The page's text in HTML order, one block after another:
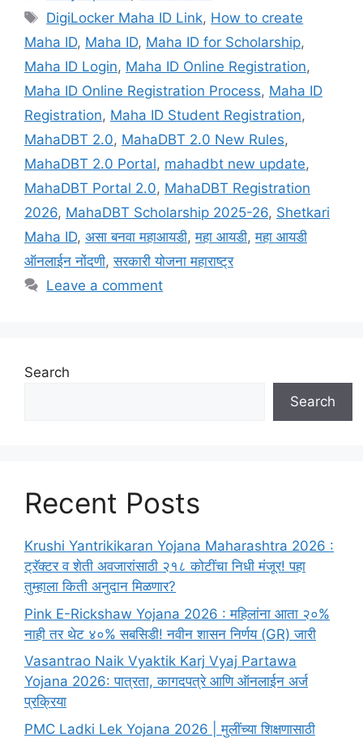
Tags
DigiLocker Maha ID Link, How to create
Maha ID, Maha ID, Maha ID for Scholarship,
Maha ID Login, Maha ID Online Registration,
Maha ID Online Registration Process, Maha ID
Registration, Maha ID Student Registration,
MahaDBT 2.0, MahaDBT 2.0 New Rules,
MahaDBT 2.0 Portal, mahadbt new update,
MahaDBT Portal 2.0, MahaDBT Registration
2026, MahaDBT Scholarship 2025-26, Shetkari
Maha ID, असा बनवा महाआयडी,महा आयडी,महा आयडी
ऑनलाईन नोंदणी,सरकारी योजना महाराष्ट्र
Leave a comment
Search
Search
Recent Posts
Krushi Yantrikikaran Yojana Maharashtra 2026 :
ट्रॅक्टर व शेती अवजारांसाठी २१८ कोटींचा निधी मंजूर! पहा
तुम्हाला किती अनुदान मिळणार?
Pink E-Rickshaw Yojana 2026 : महिलांना आता २०%
नाही तर थेट ४०% सबसिडी! नवीन शासन निर्णय (GR) जारी
Vasantrao Naik Vyaktik Karj Vyaj Partawa
Yojana 2026: पात्रता, कागदपत्रे आणि ऑनलाईन अर्ज
प्रक्रिया
PMC Ladki Lek Yojana 2026 | मुलींच्या शिक्षणासाठी